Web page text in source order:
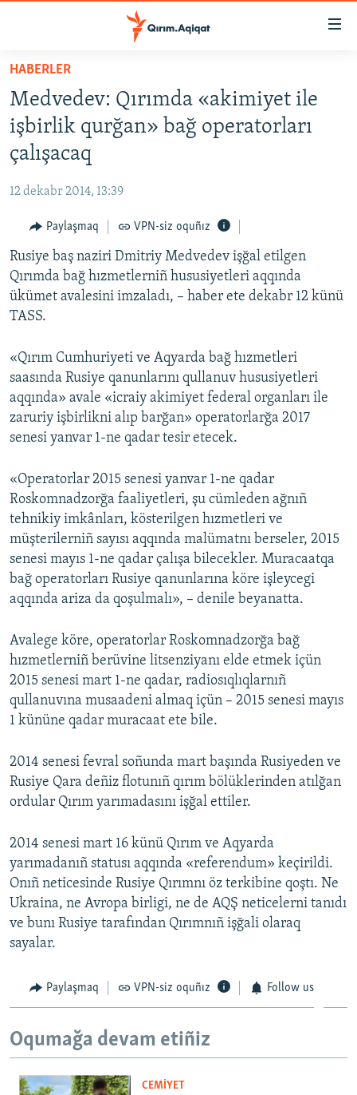
Esas
qaytmaq
Baş
navigatsiyağa
qaytmaq
Qıdıruvğa
HABERLER
SİYASET
İQTİSADİYAT
MEDENİYET
İNSAN AQLARI
VİDEO
SÜRET
BLOGLAR
Русский
Українською
RFE/RS bütün saytları
HABERLER
Medvedev: Qırımda «akimiyet ile
işbirlik qurğan» bağ operatorları
çalışacaq
12 dekabr 2014, 13:39
Paylaşmaq VPN-siz oquñız
Rusiye baş naziri Dmitriy Medvedev işğal etilgen
Qırımda bağ hızmetlerniñ hususiyetleri aqqında
ükümet avalesini imzaladı, – haber ete dekabr 12 künü
TASS.
«Qırım Cumhuriyeti ve Aqyarda bağ hızmetleri
saasında Rusiye qanunlarını qullanuv hususiyetleri
aqqında» avale «icraiy akimiyet federal organları ile
zaruriy işbirlikni alıp barğan» operatorlarğa 2017
senesi yanvar 1-ne qadar tesir etecek.
«Operatorlar 2015 senesi yanvar 1-ne qadar
Roskomnadzorğa faaliyetleri, şu cümleden ağnıñ
tehnikiy imkânları, kösterilgen hızmetleri ve
müşterilerniñ sayısı aqqında malümatnı berseler, 2015
senesi mayıs 1-ne qadar çalışa bilecekler. Muracaatqa
bağ operatorları Rusiye qanunlarına köre işleycegi
aqqında ariza da qoşulmalı», – denile beyanatta.
Avalege köre, operatorlar Roskomnadzorğa bağ
hızmetlerniñ berüvine litsenziyanı elde etmek içün
2015 senesi mart 1-ne qadar, radiosıqlıqlarnıñ
qullanuvına musaadeni almaq içün – 2015 senesi mayıs
1 kününe qadar muracaat ete bile.
2014 senesi fevral soñunda mart başında Rusiyeden ve
Rusiye Qara deñiz flotunıñ qırım bölüklerinden atılğan
ordular Qırım yarımadasını işğal ettiler.
2014 senesi mart 16 künü Qırım ve Aqyarda
yarımadanıñ statusı aqqında «referendum» keçirildi.
Onıñ neticesinde Rusiye Qırımnı öz terkibine qoştı. Ne
Ukraina, ne Avropa birligi, ne de AQŞ neticelerni tanıdı
ve bunı Rusiye tarafından Qırımnıñ işğali olaraq
sayalar.
Paylaşmaq VPN-siz oquñız Follow us
Oqumağa devam etiñiz
CEMİYET